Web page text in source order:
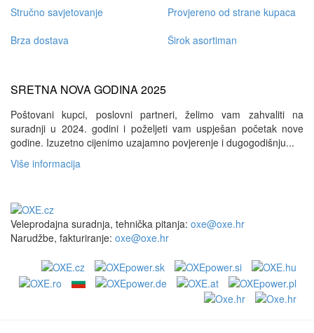
Stručno savjetovanje
Provjereno od strane kupaca
Brza dostava
Širok asortiman
SRETNA NOVA GODINA 2025
Poštovani kupci, poslovni partneri, želimo vam zahvaliti na
suradnji u 2024. godini i poželjeti vam uspješan početak nove
godine. Izuzetno cijenimo uzajamno povjerenje i dugogodišnju...
Više informacija
Veleprodajna suradnja, tehnička pitanja: oxe@oxe.hr
Narudžbe, fakturiranje: oxe@oxe.hr